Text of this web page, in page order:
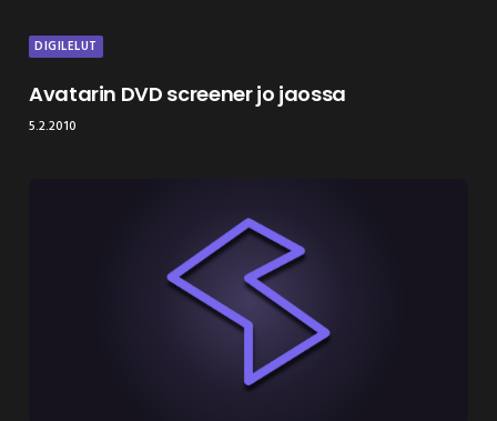
DIGILELUT
Avatarin DVD screener jo jaossa
5.2.2010